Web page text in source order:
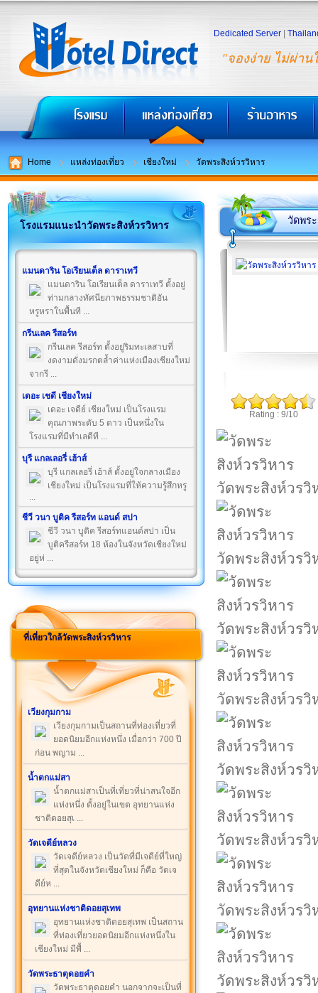
"จองง่าย ไม่ผ่าน
Dedicated Server
Home แหล่งท่องเที่ยว เชียงใหม่ วัดพระสิงห์วรวิหาร
โรงแรมแนะนำวัดพระสิงห์วรวิหาร
แมนดาริน โอเรียนเต็ล ดาราเทวี
แมนดาริน โอเรียนเต็ล ดาราเทวี ตั้งอยู่
ท่ามกลางทัศนียภาพธรรมชาติอัน
หรูหราในพื้นที ...
กรีนเลค รีสอร์ท
กรีนเลค รีสอร์ท ตั้งอยู่ริมทะเลสาบที่
งดงามดั่งมรกตล้ำค่าแห่งเมืองเชียงใหม่
จากรี ...
เดอะ เชดี เชียงใหม่
เดอะ เจดีย์ เชียงใหม่ เป็นโรงแรม
คุณภาพระดับ 5 ดาว เป็นหนึ่งใน
โรงแรมที่มีทำเลดีที ...
บุรี แกลเลอรี่ เฮ้าส์
บุรี แกลเลอรี่ เฮ้าส์ ตั้งอยู่ใจกลางเมือง
เชียงใหม่ เป็นโรงแรมที่ให้ความรู้สึกหรู
...
ชีวี วนา บูติค รีสอร์ท แอนด์ สปา
ชีวี วนา บูติค รีสอร์ทแอนด์สปา เป็น
บูติครีสอร์ท 18 ห้องในจังหวัดเชียงใหม่
อยู่ห่ ...
ที่เที่ยวใกล้วัดพระสิงห์วรวิหาร
เวียงกุมกาม
เวียงกุมกามเป็นสถานที่ท่องเที่ยวที่
ยอดนิยมอีกแห่งหนึ่ง เมื่อกว่า 700 ปี
ก่อน พญาม ...
น้ำตกแม่สา
น้ำตกแม่สาเป็นที่เที่ยวที่น่าสนใจอีก
แห่งหนึ่ง ตั้งอยู่ในเขต อุทยานแห่ง
ชาติดอยสุเ ...
วัดเจดีย์หลวง
วัดเจดีย์หลวง เป็นวัดที่มีเจดีย์ที่ใหญ่
ที่สุดในจังหวัดเชียงใหม่ ก็คือ วัดเจ
ดีย์ห ...
อุทยานแห่งชาติดอยสุเทพ
อุทยานแห่งชาติดอยสุเทพ เป็นสถาน
ที่ท่องเที่ยวยอดนิยมอีกแห่งหนึ่งใน
เชียงใหม่ มีพื้ ...
วัดพระธาตุดอยคำ
วัดพระธาตุดอยคำ นอกจากจะเป็นที่
วัดพร
Rating : 9/10
วัดพระสิงห์วรวิ
วัดพระสิงห์วรวิ
วัดพระสิงห์วรวิ
วัดพระสิงห์วรวิ
วัดพระสิงห์วรวิ
วัดพระสิงห์วรวิ
วัดพระสิงห์วรวิ
วัดพระสิงห์วรวิ